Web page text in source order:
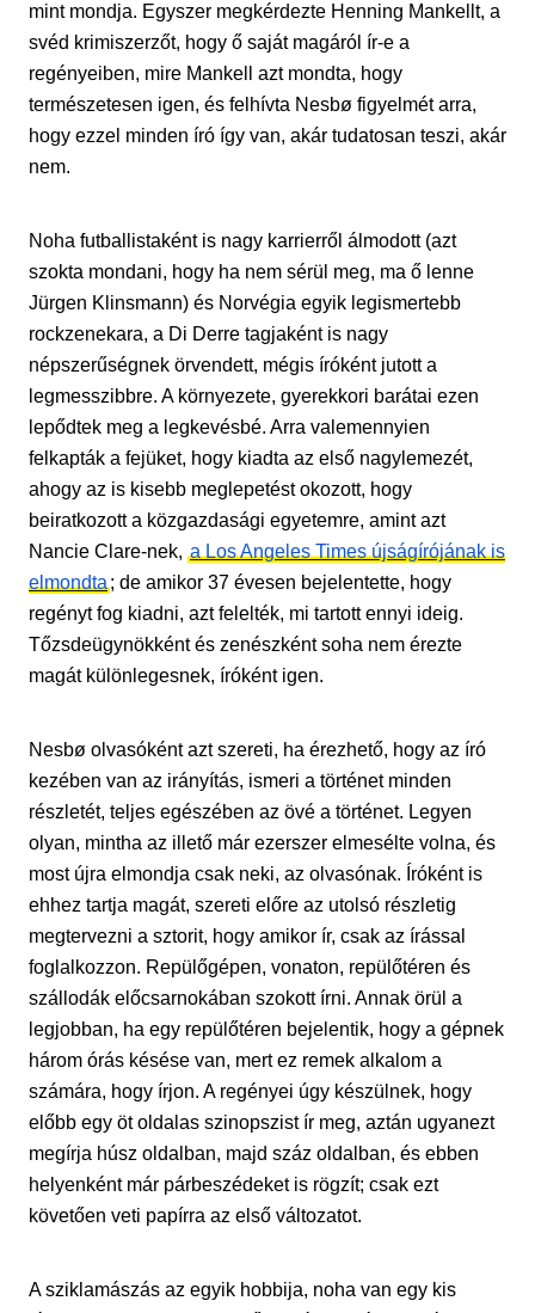
mint mondja. Egyszer megkérdezte Henning Mankellt, a
svéd krimiszerzőt, hogy ő saját magáról ír-e a
regényeiben, mire Mankell azt mondta, hogy
természetesen igen, és felhívta Nesbø figyelmét arra,
hogy ezzel minden író így van, akár tudatosan teszi, akár
nem.
Noha futballistaként is nagy karrierről álmodott (azt
szokta mondani, hogy ha nem sérül meg, ma ő lenne
Jürgen Klinsmann) és Norvégia egyik legismertebb
rockzenekara, a Di Derre tagjaként is nagy
népszerűségnek örvendett, mégis íróként jutott a
legmesszibbre. A környezete, gyerekkori barátai ezen
lepődtek meg a legkevésbé. Arra valemennyien
felkapták a fejüket, hogy kiadta az első nagylemezét,
ahogy az is kisebb meglepetést okozott, hogy
beiratkozott a közgazdasági egyetemre, amint azt
Nancie Clare-nek, a Los Angeles Times újságírójának is
elmondta; de amikor 37 évesen bejelentette, hogy
regényt fog kiadni, azt felelték, mi tartott ennyi ideig.
Tőzsdeügynökként és zenészként soha nem érezte
magát különlegesnek, íróként igen.
Nesbø olvasóként azt szereti, ha érezhető, hogy az író
kezében van az irányítás, ismeri a történet minden
részletét, teljes egészében az övé a történet. Legyen
olyan, mintha az illető már ezerszer elmesélte volna, és
most újra elmondja csak neki, az olvasónak. Íróként is
ehhez tartja magát, szereti előre az utolsó részletig
megtervezni a sztorit, hogy amikor ír, csak az írással
foglalkozzon. Repülőgépen, vonaton, repülőtéren és
szállodák előcsarnokában szokott írni. Annak örül a
legjobban, ha egy repülőtéren bejelentik, hogy a gépnek
három órás késése van, mert ez remek alkalom a
számára, hogy írjon. A regényei úgy készülnek, hogy
előbb egy öt oldalas szinopszist ír meg, aztán ugyanezt
megírja húsz oldalban, majd száz oldalban, és ebben
helyenként már párbeszédeket is rögzít; csak ezt
követően veti papírra az első változatot.
A sziklamászás az egyik hobbija, noha van egy kis